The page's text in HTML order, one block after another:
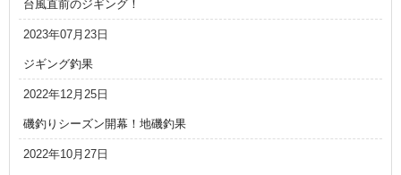
台風直前のジギング！
2023年07月23日
ジギング釣果
2022年12月25日
磯釣りシーズン開幕！地磯釣果
2022年10月27日